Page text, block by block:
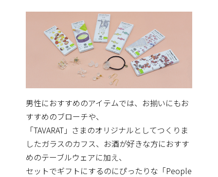
男性におすすめのアイテムでは、お揃いにもお
すすめのブローチや、
「TAVARAT」さまのオリジナルとしてつくりま
したガラスのカフス、お酒が好きな方におすす
めのテーブルウェアに加え、
セットでギフトにするのにぴったりな「People